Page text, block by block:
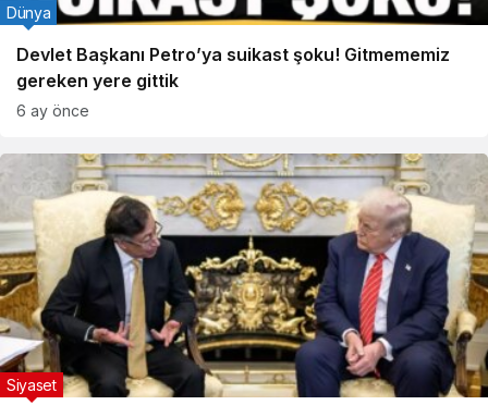
Devlet Başkanı Petro’ya suikast şoku! Gitmememiz
gereken yere gittik
Dünya
6 ay önce
Siyaset